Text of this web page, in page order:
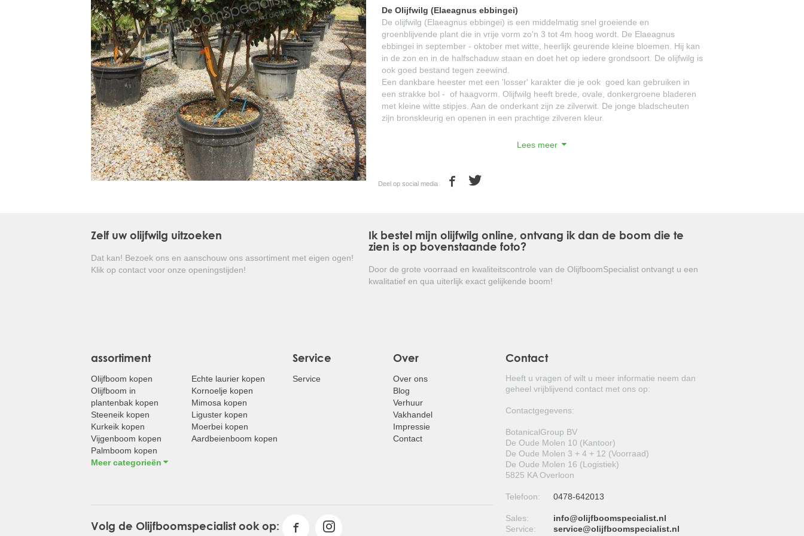
Treesafe
VORSTBESCHERMINGVOORBOMEN.NL
WINTERSCHUTZFUERBAEUME.DE
FROSTPROTECTIONFORTREES.CO.UK
Terracotta
TERRACOTTA.NL
TERRACOTTA.BE
TERRAKOTTA.DE
GLANSMISPEL
GROENBLIJVENDE TULPENBOOM
CIPRES
EUCALYPTUS
GROVE DEN
SCHIJNHULST
SNEEUWBAL
ECHTE LAURIER
De Olijfwilg (Elaeagnus ebbingei)
De olijfwilg (Elaeagnus ebbingei) is een middelmatig snel groeiende en
groenblijvende plant die in vrije vorm zo'n 3 tot 4m hoog wordt. De Elaeagnus
ebbingei in september - oktober met witte, heerlijk geurende kleine bloemen. Hij kan
in de zon en in de halfschaduw staan en doet het op iedere grondsoort. De olijfwilg is
ook goed bestand tegen zeewind.
Een dankbare heester met een 'losser' karakter die je ook goed kan gebruiken in
een strakke bol - of haagvorm. Olijfwilg heeft brede, ovale, donkergroene bladeren
met kleine witte stipjes. Aan de onderkant zijn ze zilverwit. De jonge bladscheuten
zijn bronskleurig en openen in een prachtige zilveren kleur.
Lees meer
Deel op social media
Zelf uw olijfwilg uitzoeken
Dat kan! Bezoek ons en aanschouw ons assortiment met eigen ogen!
Klik op contact voor onze openingstijden!
Ik bestel mijn olijfwilg online, ontvang ik dan de boom die te
zien is op bovenstaande foto?
Door de grote voorraad en kwaliteitscontrole van de OlijfboomSpecialist ontvangt u een
kwalitatief en qua uiterlijk exact gelijkende boom!
assortiment
Olijfboom kopen
Olijfboom in
plantenbak kopen
Steeneik kopen
Kurkeik kopen
Vijgenboom kopen
Palmboom kopen
Meer categorieën
Echte laurier kopen
Kornoelje kopen
Mimosa kopen
Liguster kopen
Moerbei kopen
Aardbeienboom kopen
Service
Service
Over
Over ons
Blog
Verhuur
Vakhandel
Impressie
Contact
Volg de Olijfboomspecialist ook op:
Contact
Heeft u vragen of wilt u meer informatie neem dan
geheel vrijblijvend contact met ons op:
Contactgegevens:
BotanicalGroup BV
De Oude Molen 10 (Kantoor)
De Oude Molen 3 + 4 + 12 (Voorraad)
De Oude Molen 16 (Logistiek)
5825 KA Overloon
Telefoon: 0478-642013
Sales:
info@olijfboomspecialist.nl
Service:
service@olijfboomspecialist.nl